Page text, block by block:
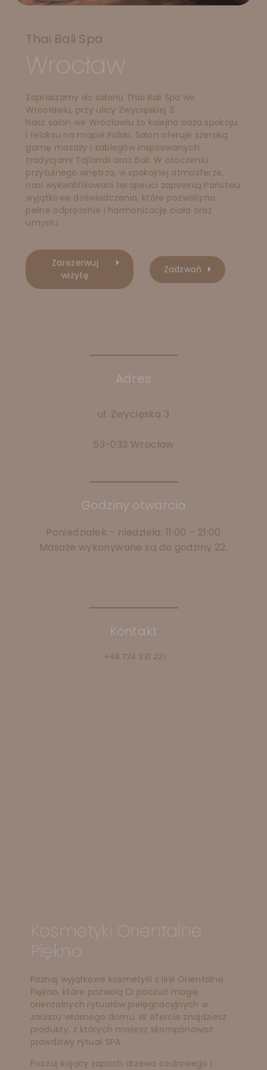
Thai Bali Spa
Wrocław
Zapraszamy do salonu Thai Bali Spa we
Wrocławiu, przy ulicy Zwycięskiej 3.
Nasz salon we Wrocławiu to kolejna oaza spokoju
i relaksu na mapie Polski. Salon oferuje szeroką
gamę masaży i zabiegów inspirowanych
tradycjami Tajlandii oraz Bali. W otoczeniu
przytulnego wnętrza, w spokojnej atmosferze,
nasi wykwalifikowani terapeuci zapewnią Państwu
wyjątkowe doświadczenia, które pozwolą na
pełne odprężenie i harmonizację ciała oraz
umysłu.
Zarezerwuj
wizytę
Zadzwoń
Adres
ul. Zwycięska 3
53-033 Wrocław
Godziny otwarcia
Poniedziałek – niedziela: 11:00 – 21:00
Masaże wykonywane są do godziny 22.
Kontakt
+48 724 331 221
Kosmetyki Orientalne
Piękno
Poznaj wyjątkowe kosmetyki z linii Orientalne
Piękno, które pozwolą Ci poczuć magię
orientalnych rytuałów pielęgnacyjnych w
zaciszu własnego domu. W ofercie znajdziesz
produkty, z których możesz skomponować
prawdziwy rytuał SPA.
Poczuj kojący zapach drzewa cedrowego i